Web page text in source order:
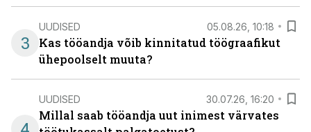
3
UUDISED 05.08.26, 10:18
Kas tööandja võib kinnitatud töögraafikut
ühepoolselt muuta?
UUDISED 30.07.26, 16:20
Millal saab tööandja uut inimest värvates